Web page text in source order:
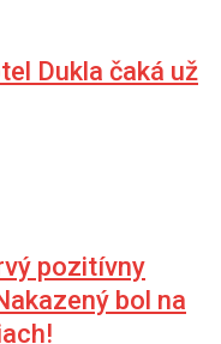
Dukla čaká už
pozitívny
bol na